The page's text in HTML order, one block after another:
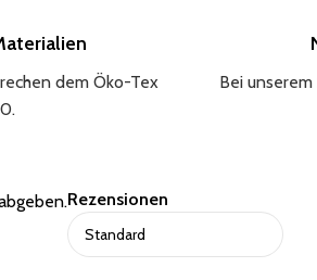
dem Öko-Tex
Bei
Rezensionen